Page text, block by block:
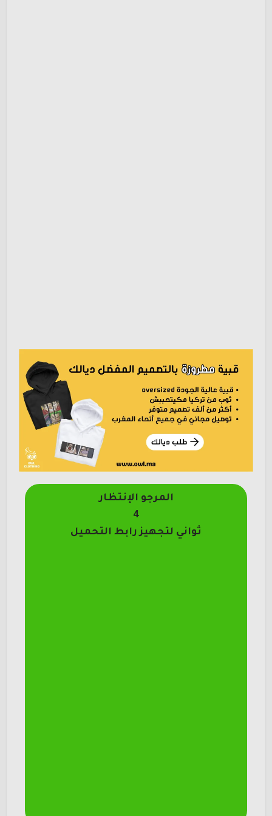
المرجو الإنتظار
4
ثواني لتجهيز رابط التحميل